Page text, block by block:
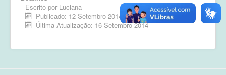
Atividades de Campo
Cursos e Apresentações
Login
Notícias
Escrito por Luciana
Publicado: 12 Setembro 2014
Última Atualização: 16 Setembro 2014